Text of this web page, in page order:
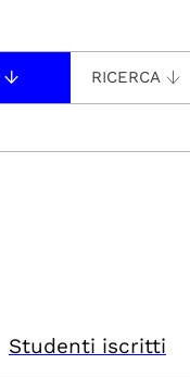
RICERCA
Studenti iscritti